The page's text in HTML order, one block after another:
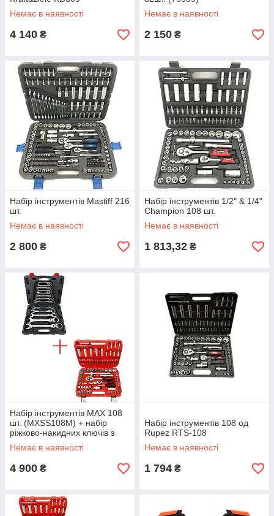
Немає в наявності
4 140 ₴
Немає в наявності
2 150 ₴
Набір інструментів Mastiff 216
шт.
Немає в наявності
2 800 ₴
Набір інструментів 1/2" & 1/4"
Champion 108 шт.
Немає в наявності
1 813,32 ₴
Набір інструментів MAX 108
шт. (MXSS108M) + набір
ріжково-накидних ключів з
тріскачкою Silver 13шт. (8-32)
Немає в наявності
4 900 ₴
Набір інструментів 108 од
Rupez RTS-108
Немає в наявності
1 794 ₴